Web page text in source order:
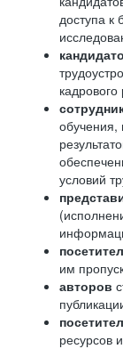
доступа к
обучения,
условий
им
авторов
ресурсов